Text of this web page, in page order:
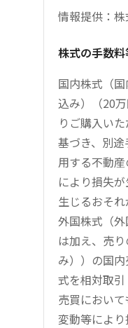
情報提供：
株式の手数
国内株式（
込み）（20
りご購入い
基づき、別
用する不動
により損失
生じるおそれ
外国株式（
は加え、売
み））の国
式を相対取
売買におい
変動等により